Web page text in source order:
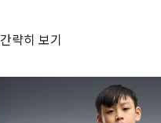
간략히 보기